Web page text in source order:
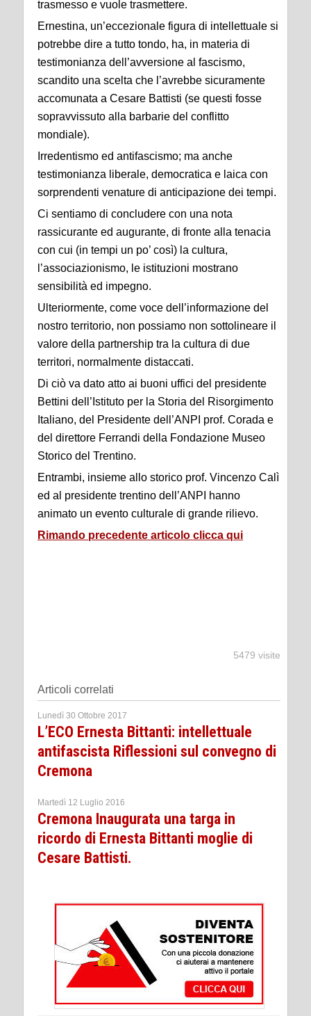
trasmesso e vuole trasmettere.
Ernestina, un’eccezionale figura di intellettuale si
potrebbe dire a tutto tondo, ha, in materia di
testimonianza dell’avversione al fascismo,
scandito una scelta che l’avrebbe sicuramente
accomunata a Cesare Battisti (se questi fosse
sopravvissuto alla barbarie del conflitto
mondiale).
Irredentismo ed antifascismo; ma anche
testimonianza liberale, democratica e laica con
sorprendenti venature di anticipazione dei tempi.
Ci sentiamo di concludere con una nota
rassicurante ed augurante, di fronte alla tenacia
con cui (in tempi un po’ così) la cultura,
l’associazionismo, le istituzioni mostrano
sensibilità ed impegno.
Ulteriormente, come voce dell’informazione del
nostro territorio, non possiamo non sottolineare il
valore della partnership tra la cultura di due
territori, normalmente distaccati.
Di ciò va dato atto ai buoni uffici del presidente
Bettini dell’Istituto per la Storia del Risorgimento
Italiano, del Presidente dell’ANPI prof. Corada e
del direttore Ferrandi della Fondazione Museo
Storico del Trentino.
Entrambi, insieme allo storico prof. Vincenzo Calì
ed al presidente trentino dell’ANPI hanno
animato un evento culturale di grande rilievo.
Rimando precedente articolo clicca qui
5479 visite
Articoli correlati
Lunedì 30 Ottobre 2017
L’ECO Ernesta Bittanti: intellettuale
antifascista Riflessioni sul convegno di
Cremona
Martedì 12 Luglio 2016
Cremona Inaugurata una targa in
ricordo di Ernesta Bittanti moglie di
Cesare Battisti.